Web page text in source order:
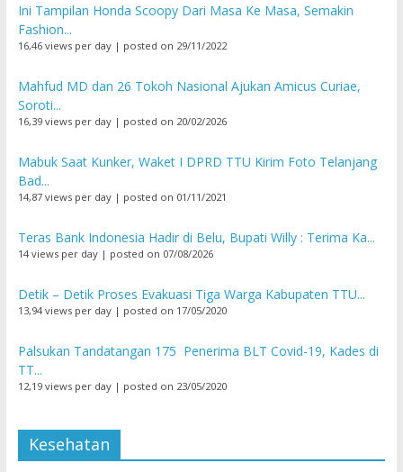
Ini Tampilan Honda Scoopy Dari Masa Ke Masa, Semakin
Fashion...
16,46 views per day| posted on 29/11/2022
Mahfud MD dan 26 Tokoh Nasional Ajukan Amicus Curiae,
Soroti...
16,39 views per day| posted on 20/02/2026
Mabuk Saat Kunker, Waket I DPRD TTU Kirim Foto Telanjang
Bad...
14,87 views per day| posted on 01/11/2021
Teras Bank Indonesia Hadir di Belu, Bupati Willy : Terima Ka...
14 views per day| posted on 07/08/2026
Detik – Detik Proses Evakuasi Tiga Warga Kabupaten TTU...
13,94 views per day| posted on 17/05/2020
Palsukan Tandatangan 175 Penerima BLT Covid-19, Kades di
TT...
12,19 views per day| posted on 23/05/2020
Kesehatan